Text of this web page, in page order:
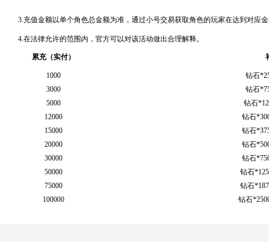
3.充值金额以单个角色总金额为准，通过小号交易获取角色的玩家在达到对应
4.在法律允许的范围内，官方可以对该活动做出合理解释。
累充（实付）
1000
钻石
3000
钻石
5000
钻石
12000
钻石
15000
钻石
20000
钻石
30000
钻石
50000
钻石
75000
钻石
100000
钻石